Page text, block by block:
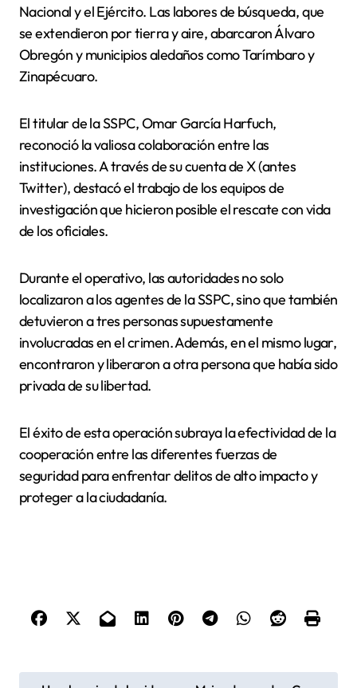
Nacional y el Ejército. Las labores de búsqueda, que
se extendieron por tierra y aire, abarcaron Álvaro
Obregón y municipios aledaños como Tarímbaro y
Zinapécuaro.
El titular de la SSPC, Omar García Harfuch,
reconoció la valiosa colaboración entre las
instituciones. A través de su cuenta de X (antes
Twitter), destacó el trabajo de los equipos de
investigación que hicieron posible el rescate con vida
de los oficiales.
Durante el operativo, las autoridades no solo
localizaron a los agentes de la SSPC, sino que también
detuvieron a tres personas supuestamente
involucradas en el crimen. Además, en el mismo lugar,
encontraron y liberaron a otra persona que había sido
privada de su libertad.
El éxito de esta operación subraya la efectividad de la
cooperación entre las diferentes fuerzas de
seguridad para enfrentar delitos de alto impacto y
proteger a la ciudadanía.